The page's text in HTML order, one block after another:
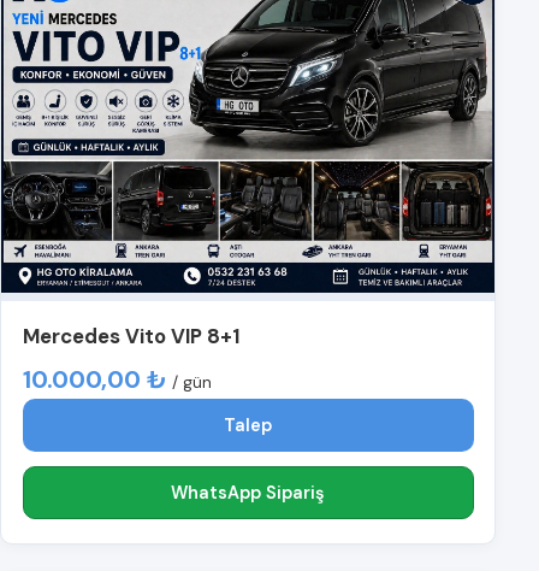
Mercedes Vito VIP 8+1
10.000,00 ₺ / gün
Talep
WhatsApp Sipariş